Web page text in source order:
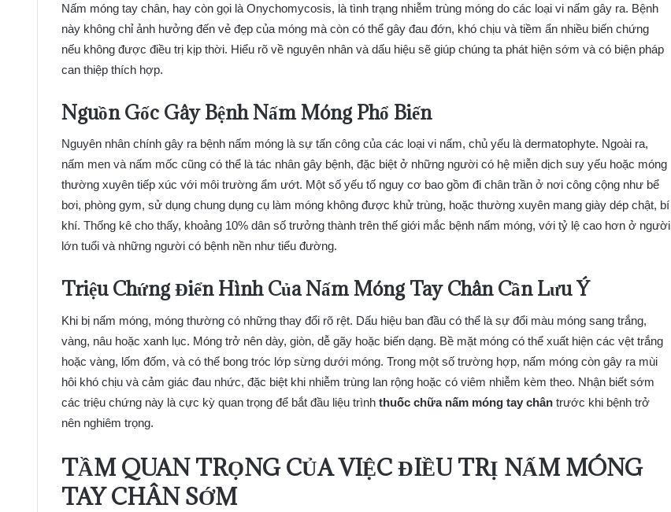
Nấm móng tay chân, hay còn gọi là Onychomycosis, là tình trạng nhiễm trùng móng do các loại vi nấm gây ra. Bệnh
này không chỉ ảnh hưởng đến vẻ đẹp của móng mà còn có thể gây đau đớn, khó chịu và tiềm ẩn nhiều biến chứng
nếu không được điều trị kịp thời. Hiểu rõ về nguyên nhân và dấu hiệu sẽ giúp chúng ta phát hiện sớm và có biện pháp
can thiệp thích hợp.
Nguồn Gốc Gây Bệnh Nấm Móng Phổ Biến
Nguyên nhân chính gây ra bệnh nấm móng là sự tấn công của các loại vi nấm, chủ yếu là dermatophyte. Ngoài ra,
nấm men và nấm mốc cũng có thể là tác nhân gây bệnh, đặc biệt ở những người có hệ miễn dịch suy yếu hoặc móng
thường xuyên tiếp xúc với môi trường ẩm ướt. Một số yếu tố nguy cơ bao gồm đi chân trần ở nơi công cộng như bể
bơi, phòng gym, sử dụng chung dụng cụ làm móng không được khử trùng, hoặc thường xuyên mang giày dép chật, bí
khí. Thống kê cho thấy, khoảng 10% dân số trưởng thành trên thế giới mắc bệnh nấm móng, với tỷ lệ cao hơn ở người
lớn tuổi và những người có bệnh nền như tiểu đường.
Triệu Chứng Điển Hình Của Nấm Móng Tay Chân Cần Lưu Ý
Khi bị nấm móng, móng thường có những thay đổi rõ rệt. Dấu hiệu ban đầu có thể là sự đổi màu móng sang trắng,
vàng, nâu hoặc xanh lục. Móng trở nên dày, giòn, dễ gãy hoặc biến dạng. Bề mặt móng có thể xuất hiện các vệt trắng
hoặc vàng, lốm đốm, và có thể bong tróc lớp sừng dưới móng. Trong một số trường hợp, nấm móng còn gây ra mùi
hôi khó chịu và cảm giác đau nhức, đặc biệt khi nhiễm trùng lan rộng hoặc có viêm nhiễm kèm theo. Nhận biết sớm
các triệu chứng này là cực kỳ quan trọng để bắt đầu liệu trình thuốc chữa nấm móng tay chân trước khi bệnh trở
nên nghiêm trọng.
TẦM QUAN TRỌNG CỦA VIỆC ĐIỀU TRỊ NẤM MÓNG
TAY CHÂN SỚM